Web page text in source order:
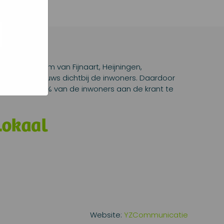
en platform van Fijnaart, Heijningen,
Lokaal nieuws dichtbij de inwoners. Daardoor
geeft 96,3% van de inwoners aan de krant te
Website: YZCommunicatie
Er